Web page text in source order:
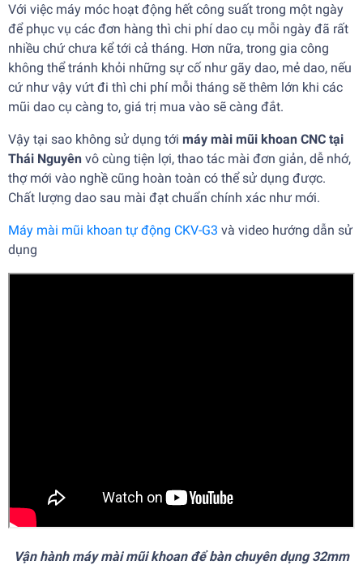
Với việc máy móc hoạt động hết công suất trong một ngày
để phục vụ các đơn hàng thì chi phí dao cụ mỗi ngày đã rất
nhiều chứ chưa kể tới cả tháng. Hơn nữa, trong gia công
không thể tránh khỏi những sự cố như gãy dao, mẻ dao, nếu
cứ như vậy vứt đi thì chi phí mỗi tháng sẽ thêm lớn khi các
mũi dao cụ càng to, giá trị mua vào sẽ càng đắt.
Vậy tại sao không sử dụng tới máy mài mũi khoan CNC tại
Thái Nguyên vô cùng tiện lợi, thao tác mài đơn giản, dễ nhớ,
thợ mới vào nghề cũng hoàn toàn có thể sử dụng được.
Chất lượng dao sau mài đạt chuẩn chính xác như mới.
Máy mài mũi khoan tự động CKV-G3 và video hướng dẫn sử
dụng
Vận hành máy mài mũi khoan để bàn chuyên dụng 32mm